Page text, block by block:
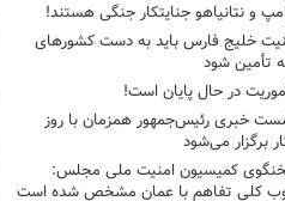
و نتانیاهو جنایتکار جنگی هستند!
خلیج فارس باید به دست کشورهای
تأمین شود
در حال پایان است!
خبری رئیس‌جمهور همزمان با روز
برگزار می‌شود
کمیسیون امنیت ملی مجلس:
کلی تفاهم با عمان مشخص شده است